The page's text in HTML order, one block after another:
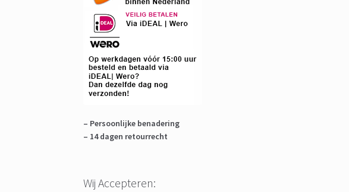
– Persoonlijke benadering
– 14 dagen retourrecht
Wij Accepteren: